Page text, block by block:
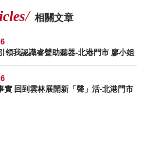
相關文章
領我認識睿聲助聽器-北港門市 廖小姐
實 回到雲林展開新「聲」活-北港門市